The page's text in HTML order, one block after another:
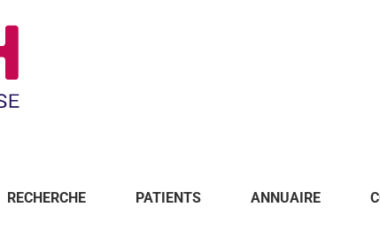
RECHERCHE PATIENTS ANNUAIRE